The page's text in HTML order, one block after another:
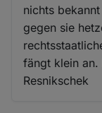
nichts
gegen sie
fängt klein
Resnikschek